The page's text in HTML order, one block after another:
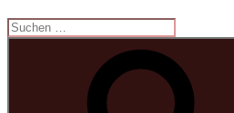
Suchen
nach: